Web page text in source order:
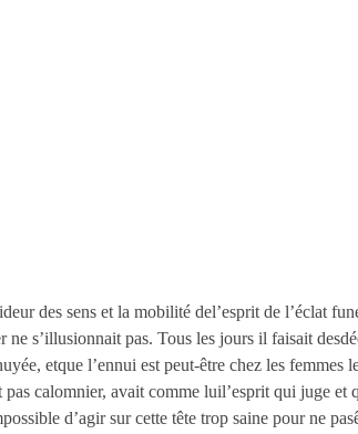
des sens et la mobilité del’esprit de l’éclat
s’illusionnait pas. Tous les jours il faisait
etque l’ennui est peut-être chez les femmes
calomnier, avait comme luil’esprit qui juge et
d’agir sur cette tête trop saine pour ne